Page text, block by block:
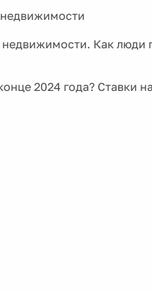
Как люди
2024 года? Ставки